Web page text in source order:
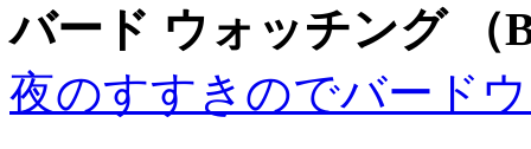
バード ウォッチング （
夜のすすきのでバード